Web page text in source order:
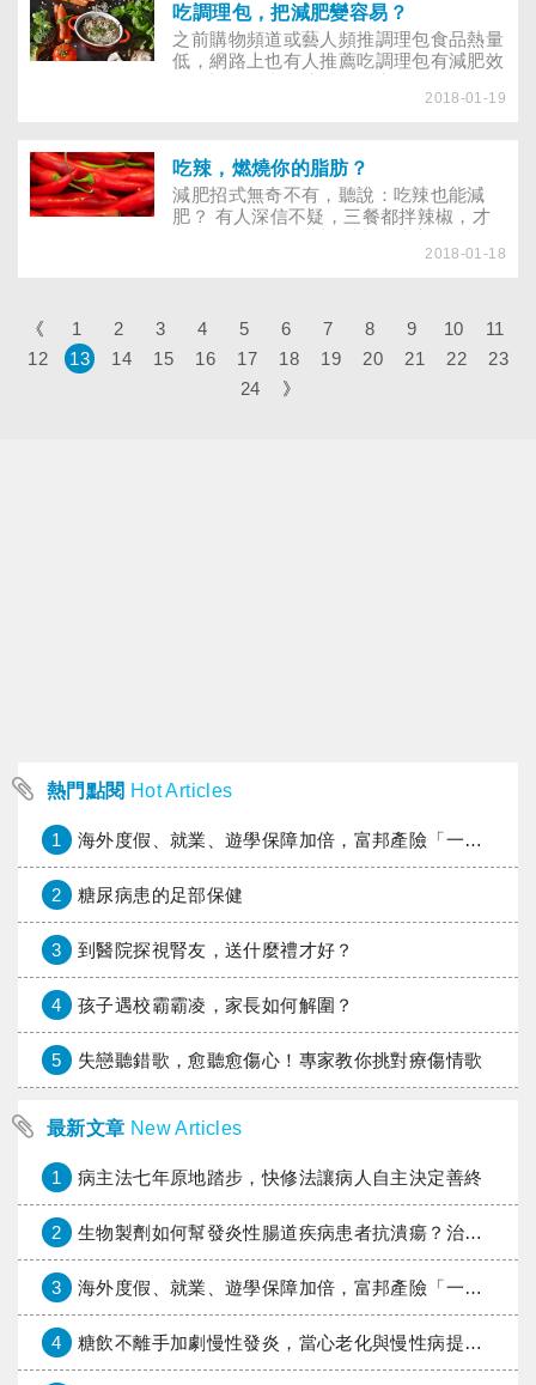
運動，但持續一段時間後，並未見到明顯
效果，特別是想減肥的人，見到磅秤上的
數字聞風不動，難免心灰意冷，想打退堂
鼓，真教人懷疑到底要怎麼運動、運動多
吃調理包，把減肥變容易？
之前購物頻道或藝人頻推調理包食品熱量
低，網路上也有人推薦吃調理包有減肥效
2018-01-19
吃辣，燃燒你的脂肪？
減肥招式無奇不有，聽說：吃辣也能減
肥？ 有人深信不疑，三餐都拌辣椒，才
是1公斤都沒瘦！吃辣真能甩掉肥肉嗎？
2018-01-18
《 1 2 3 4 5 6 7 8 9 10
11
12
13 14 15 16 17 18 19 20 21 22
23
24
》
熱門點閱 Hot Articles
1 海外度假、就業、遊學保障加倍，富邦產險「一期逐夢」專案加碼遠距醫療與緊急救援
2 糖尿病患的足部保健
3 到醫院探視腎友，送什麼禮才好？
4 孩子遇校霸霸凌，家長如何解圍？
5 失戀聽錯歌，愈聽愈傷心！專家教你挑對療傷情歌
最新文章 New Articles
1 病主法七年原地踏步，快修法讓病人自主決定善終
2 生物製劑如何幫發炎性腸道疾病患者抗潰瘍？治療進展與健保給付困境一次看
3 海外度假、就業、遊學保障加倍，富邦產險「一期逐夢」專案加碼遠距醫療與緊急救援
4 糖飲不離手加劇慢性發炎，當心老化與慢性病提早報到